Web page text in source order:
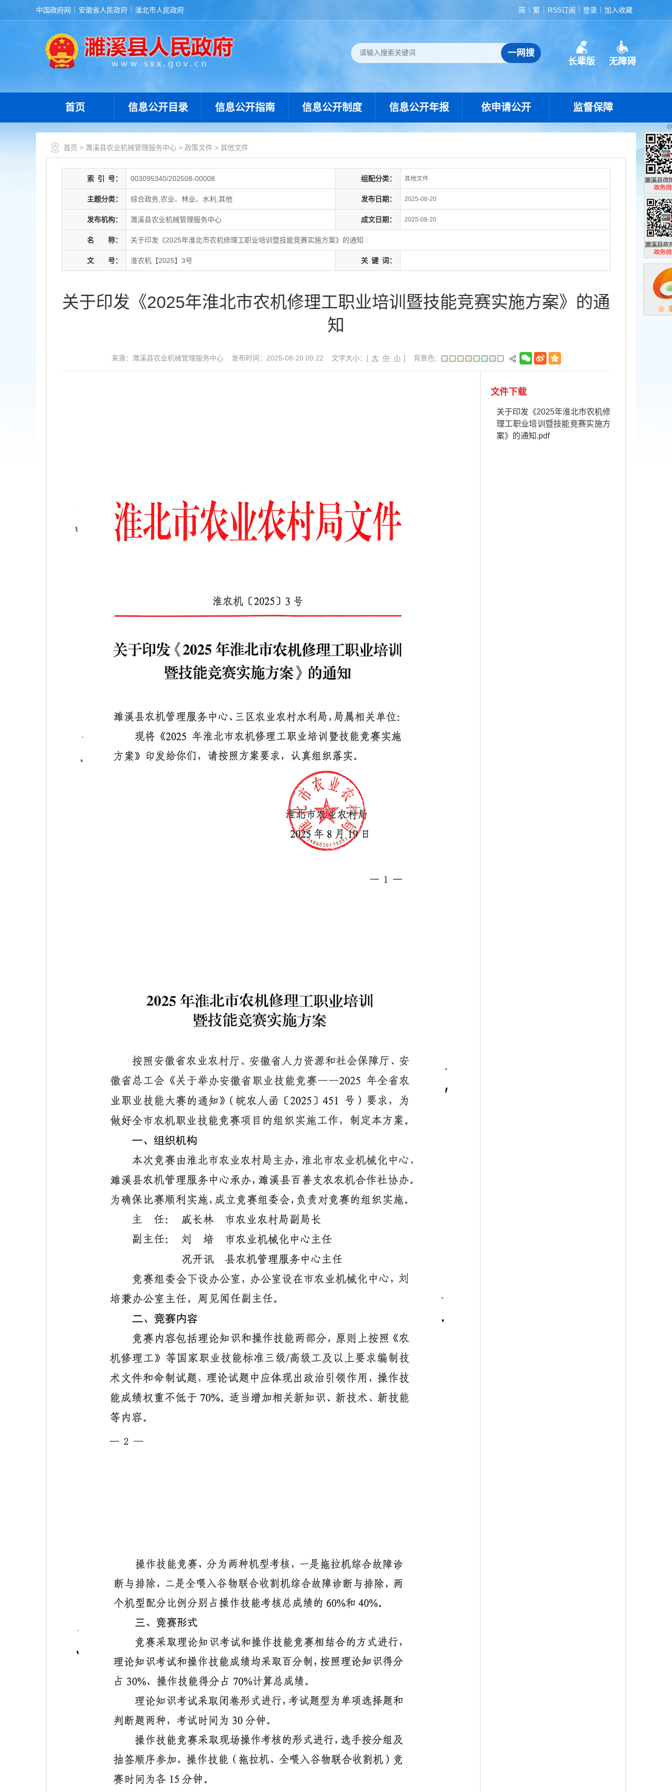
中国政府网 安徽省人民政府 淮北市人民政府 简 繁 RSS订阅 登录 加入收藏
长辈版 无障碍
首页 信息公开目录 信息公开指南 信息公开制度 信息公开年报 依申请公开 监督保障
首页 > 濉溪县农业机械管理服务中心 > 政策文件 > 其他文件
索 引 号： 003095340/202508-00008 组配分类： 其他文件
主题分类： 综合政务,农业、林业、水利,其他 发布日期： 2025-08-20
发布机构： 濉溪县农业机械管理服务中心 成文日期： 2025-08-20
名 称： 关于印发《2025年淮北市农机修理工职业培训暨技能竞赛实施方案》的通知
文 号： 淮农机【2025】3号 关 键 词：
关于印发《2025年淮北市农机修理工职业培训暨技能竞赛实施方案》的通
知
来源：濉溪县农业机械管理服务中心 发布时间：2025-08-20 09:22 文字大小：[ 大 中 小 ] 背景色：
文件下载
关于印发《2025年淮北市农机修
理工职业培训暨技能竞赛实施方
案》的通知.pdf
濉溪县政
政务微博
濉溪县政
政务微信